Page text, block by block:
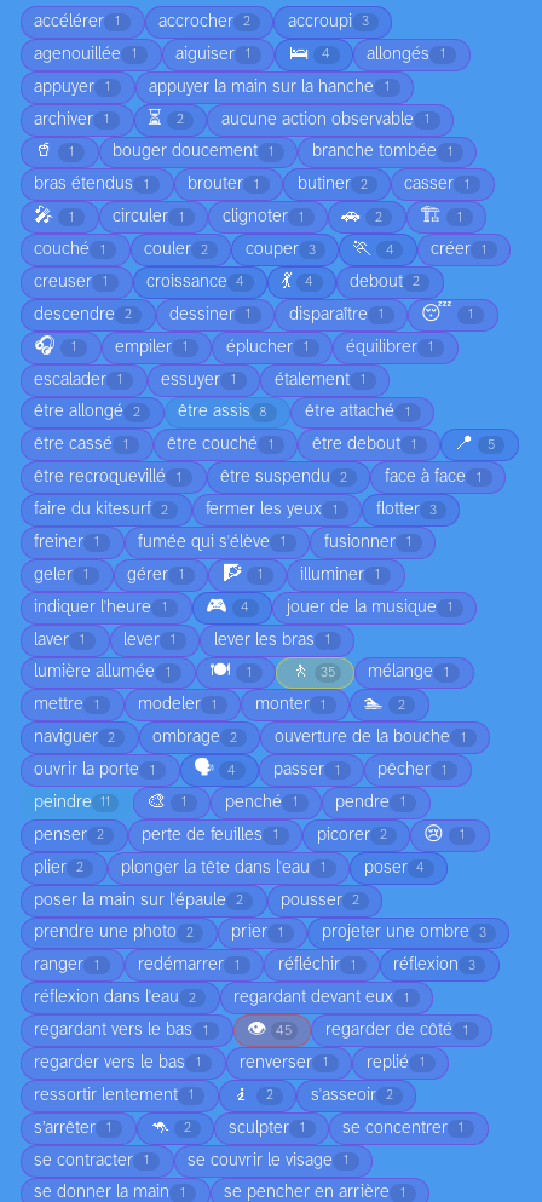
accélérer 1 accrocher 2 accroupi 3
agenouillée 1 aiguiser 1 🛌 4 allongés 1
appuyer 1 appuyer la main sur la hanche 1
archiver 1 ⏳ 2 aucune action observable 1
🥤 1 bouger doucement 1 branche tombée 1
bras étendus 1 brouter 1 butiner 2 casser 1
🎤 1 circuler 1 clignoter 1 🚗 2 🏗️ 1
couché 1 couler 2 couper 3 🏃 4 créer 1
creuser 1 croissance 4 💃 4 debout 2
descendre 2 dessiner 1 disparaître 1 😴 1
🎧 1 empiler 1 éplucher 1 équilibrer 1
escalader 1 essuyer 1 étalement 1
être allongé 2 être assis 8 être attaché 1
être cassé 1 être couché 1 être debout 1 📍 5
être recroquevillé 1 être suspendu 2 face à face 1
faire du kitesurf 2 fermer les yeux 1 flotter 3
freiner 1 fumée qui s'élève 1 fusionner 1
geler 1 gérer 1 🧗 1 illuminer 1
indiquer l'heure 1 🎮 4 jouer de la musique 1
laver 1 lever 1 lever les bras 1
lumière allumée 1 🍽️ 1 🚶 35 mélange 1
mettre 1 modeler 1 monter 1 🏊 2
naviguer 2 ombrage 2 ouverture de la bouche 1
ouvrir la porte 1 🗣️ 4 passer 1 pêcher 1
peindre 11 🎨 1 penché 1 pendre 1
penser 2 perte de feuilles 1 picorer 2 😢 1
plier 2 plonger la tête dans l'eau 1 poser 4
poser la main sur l'épaule 2 pousser 2
prendre une photo 2 prier 1 projeter une ombre 3
ranger 1 redémarrer 1 réfléchir 1 réflexion 3
réflexion dans l'eau 2 regardant devant eux 1
regardant vers le bas 1 👁️ 45 regarder de côté 1
regarder vers le bas 1 renverser 1 replié 1
ressortir lentement 1 🧎 2 s'asseoir 2
s’arrêter 1 🦘 2 sculpter 1 se concentrer 1
se contracter 1 se couvrir le visage 1
se donner la main 1 se pencher en arrière 1